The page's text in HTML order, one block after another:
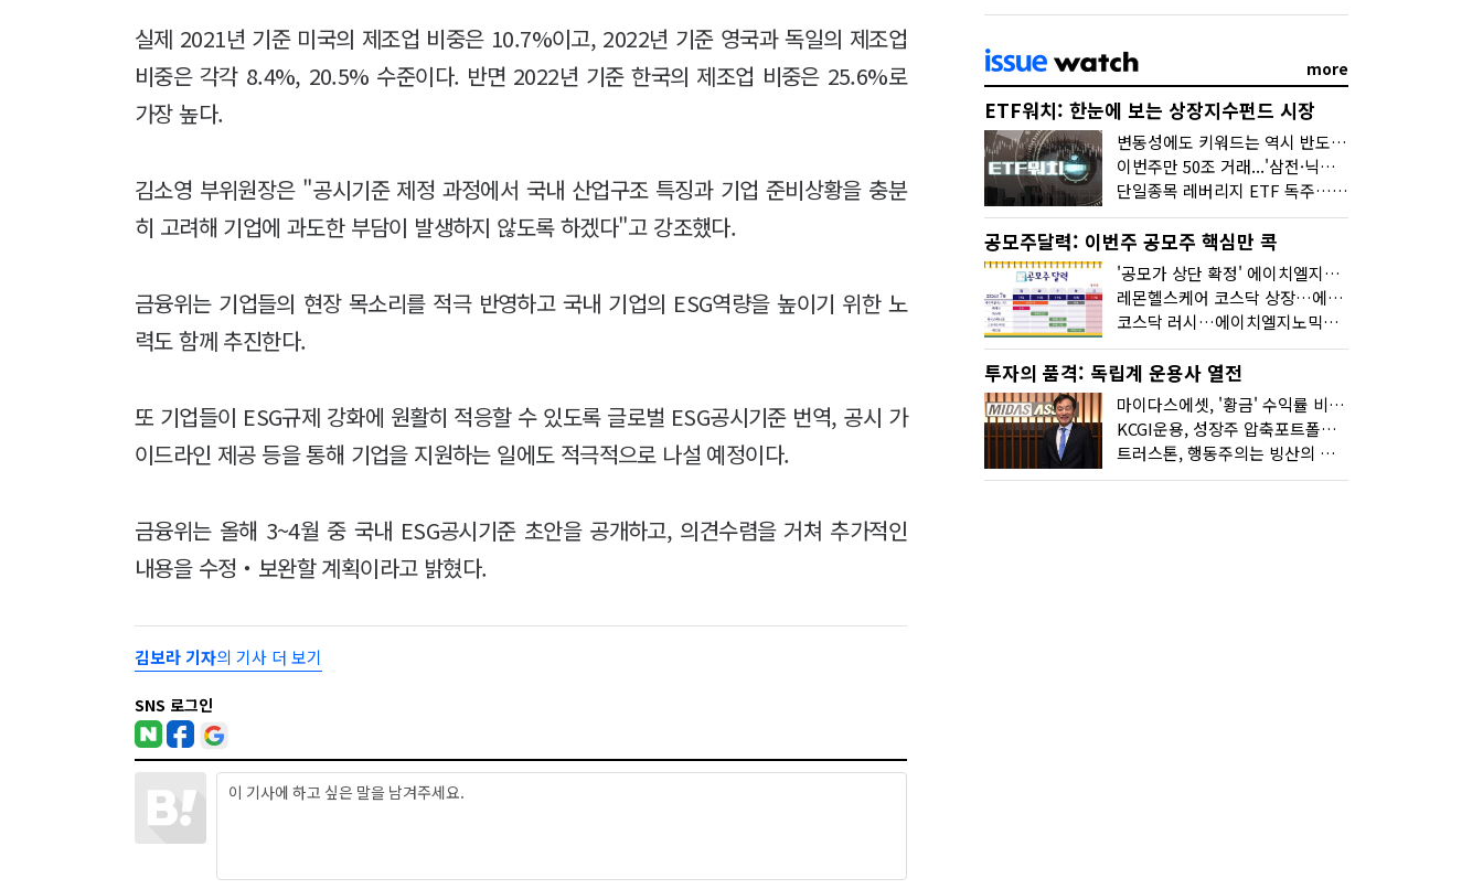
실제 2021년 기준 미국의 제조업 비중은 10.7%이고, 2022년 기준 영국과 독일의 제조업
비중은 각각 8.4%, 20.5% 수준이다. 반면 2022년 기준 한국의 제조업 비중은 25.6%로
가장 높다.
김소영 부위원장은 "공시기준 제정 과정에서 국내 산업구조 특징과 기업 준비상황을 충분
히 고려해 기업에 과도한 부담이 발생하지 않도록 하겠다"고 강조했다.
금융위는 기업들의 현장 목소리를 적극 반영하고 국내 기업의 ESG역량을 높이기 위한 노
력도 함께 추진한다.
또 기업들이 ESG규제 강화에 원활히 적응할 수 있도록 글로벌 ESG공시기준 번역, 공시 가
이드라인 제공 등을 통해 기업을 지원하는 일에도 적극적으로 나설 예정이다.
금융위는 올해 3~4월 중 국내 ESG공시기준 초안을 공개하고, 의견수렴을 거쳐 추가적인
내용을 수정‧보완할 계획이라고 밝혔다.
김보라 기자의 기사 더 보기
SNS 로그인
more
ETF워치: 한눈에 보는 상장지수펀드 시장
변동성에도 키워드는 역시 반도체…신상품은 우주·방산
이번주만 50조 거래...'삼전·닉스 레버리지' 수익률은 -30%
단일종목 레버리지 ETF 독주…'증시 블랙홀'
공모주달력: 이번주 공모주 핵심만 콕
'공모가 상단 확정' 에이치엘지노믹스 청약
레몬헬스케어 코스닥 상장…에이치엘지노믹스 수요예측
코스닥 러시…에이치엘지노믹스 수요예측·레메디 청약
투자의 품격: 독립계 운용사 열전
마이다스에셋, '황금' 수익률 비결은 '꾸준함'
KCGI운용, 성장주 압축포트폴리오로 새 길을 그리다
트러스톤, 행동주의는 빙산의 일각...진정한 힘은 '주식형 강자'